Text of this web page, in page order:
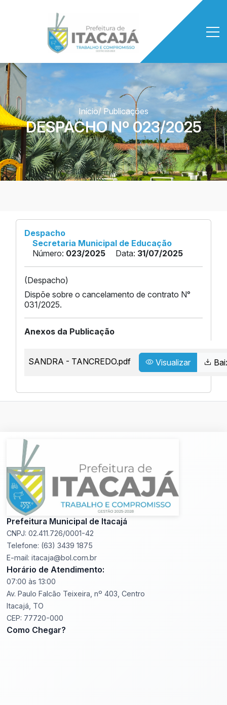
Início/ Publicações
DESPACHO Nº 023/2025
Despacho
Secretaria Municipal de Educação
Número: 023/2025 Data: 31/07/2025
(Despacho)
Dispõe sobre o cancelamento de contrato N°
031/2025.
Anexos da Publicação
SANDRA - TANCREDO.pdf Visualizar
Prefeitura Municipal de Itacajá
CNPJ: 02.411.726/0001-42
Telefone: (63) 3439 1875
E-mail: itacaja@bol.com.br
Horário de Atendimento:
07:00 às 13:00
Av. Paulo Falcão Teixeira, nº 403, Centro
Itacajá, TO
CEP: 77720-000
Como Chegar?